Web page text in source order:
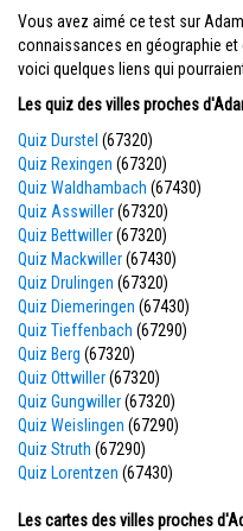
Vous avez aimé ce test sur
connaissances en géographie
voici quelques liens qui
Les quiz des villes proches
Quiz Durstel (67320)
Quiz Rexingen (67320)
Quiz Waldhambach (67430)
Quiz Asswiller(67320)
Quiz Bettwiller(67320)
Quiz Mackwiller(67430)
Quiz Drulingen (67320)
Quiz Diemeringen (67430)
Quiz Tieffenbach (67290)
Quiz Berg (67320)
Quiz Ottwiller(67320)
Quiz Gungwiller(67320)
Quiz Weislingen (67290)
Quiz Struth (67290)
Quiz Lorentzen (67430)
Les cartes des villes proches